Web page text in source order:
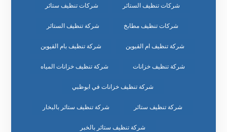
شركات تنظيف الستائر شركات تنظيف ستائر
شركات تنظيف مطابخ شركة تنظيف الستائر
شركة تنظيف ام القيوين شركة تنظيف بام القيوين
شركة تنظيف خزانات شركة تنظيف خزانات المياه
شركة تنظيف خزانات في ابوظبي
شركة تنظيف ستائر شركة تنظيف ستائر بالبخار
شركة تنظيف ستائر بالخبر